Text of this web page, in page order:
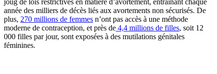
année des milliers de décès liés aux avortements non sécurisés. De
plus, 270 millions de femmes n’ont pas accès à une méthode
moderne de contraception, et près de 4,4 millions de filles, soit 12
000 filles par jour, sont exposées à des mutilations génitales
féminines.